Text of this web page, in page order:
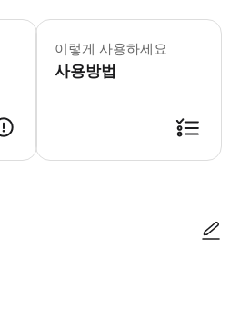
이렇게 사용하세요
사용방법